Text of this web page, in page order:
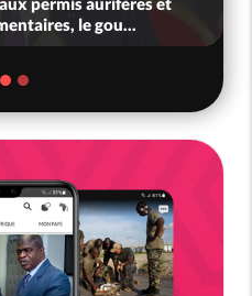
avoue : « Nous